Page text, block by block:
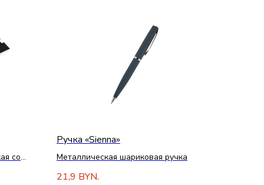
со
Ручка «Sienna»
Металлическая шариковая ручка
21,9 BYN.